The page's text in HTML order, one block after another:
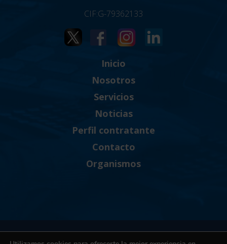
CIF:G-79362133
Inicio
Nosotros
Servicios
Noticias
Perfil contratante
Contacto
Organismos
Política de Privacidad